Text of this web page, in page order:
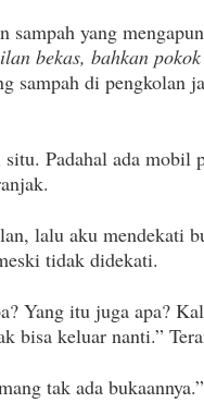
sampah yang
bekas, bahkan
sampah di pengkolan
Padahal ada mobil
lalu aku mendekati
tidak didekati.
Yang itu juga apa?
bisa keluar nanti.”
tak ada bukaannya.”